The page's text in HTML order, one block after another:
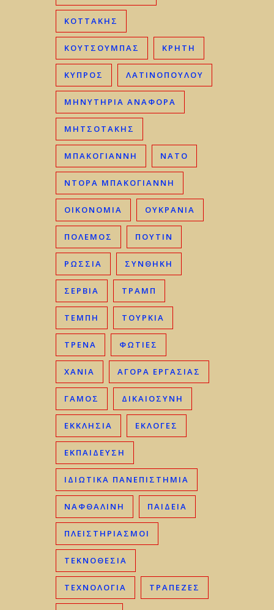
ΚΟΤΤΑΚΗΣ
ΚΟΥΤΣΟΥΜΠΑΣ ΚΡΉΤΗ
ΚΎΠΡΟΣ ΛΑΤΙΝΟΠΟΥΛΟΥ
ΜΗΝΥΤΗΡΙΑ ΑΝΑΦΟΡΑ
ΜΗΤΣΟΤΆΚΗΣ
ΜΠΑΚΟΓΙΆΝΝΗ ΝΑΤΟ
ΝΤΟΡΑ ΜΠΑΚΟΓΙΑΝΝΗ
ΟΙΚΟΝΟΜΊΑ ΟΥΚΡΑΝΊΑ
ΠΟΛΕΜΟΣ ΠΟΥΤΙΝ
ΡΩΣΣΊΑ ΣΥΝΘΗΚΗ
ΣΕΡΒΊΑ ΤΡΑΜΠ
ΤΈΜΠΗ ΤΟΥΡΚΊΑ
ΤΡΈΝΑ ΦΩΤΙΈΣ
ΧΑΝΙΆ ΑΓΟΡΆ ΕΡΓΑΣΊΑΣ
ΓΑΜΟΣ ΔΙΚΑΙΟΣΎΝΗ
ΕΚΚΛΗΣΊΑ ΕΚΛΟΓΈΣ
ΕΚΠΑΊΔΕΥΣΗ
ΙΔΙΩΤΙΚΆ ΠΑΝΕΠΙΣΤΉΜΙΑ
ΝΑΦΘΑΛΊΝΗ ΠΑΙΔΕΊΑ
ΠΛΕΙΣΤΗΡΙΑΣΜΟΊ
ΤΕΚΝΟΘΕΣΊΑ
ΤΕΧΝΟΛΟΓΊΑ ΤΡΆΠΕΖΕΣ